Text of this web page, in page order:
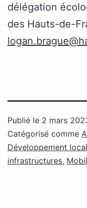
délégation
des Hauts-de-
Publié le 2 mars
Catégorisé comme
Développement
infrastructures,